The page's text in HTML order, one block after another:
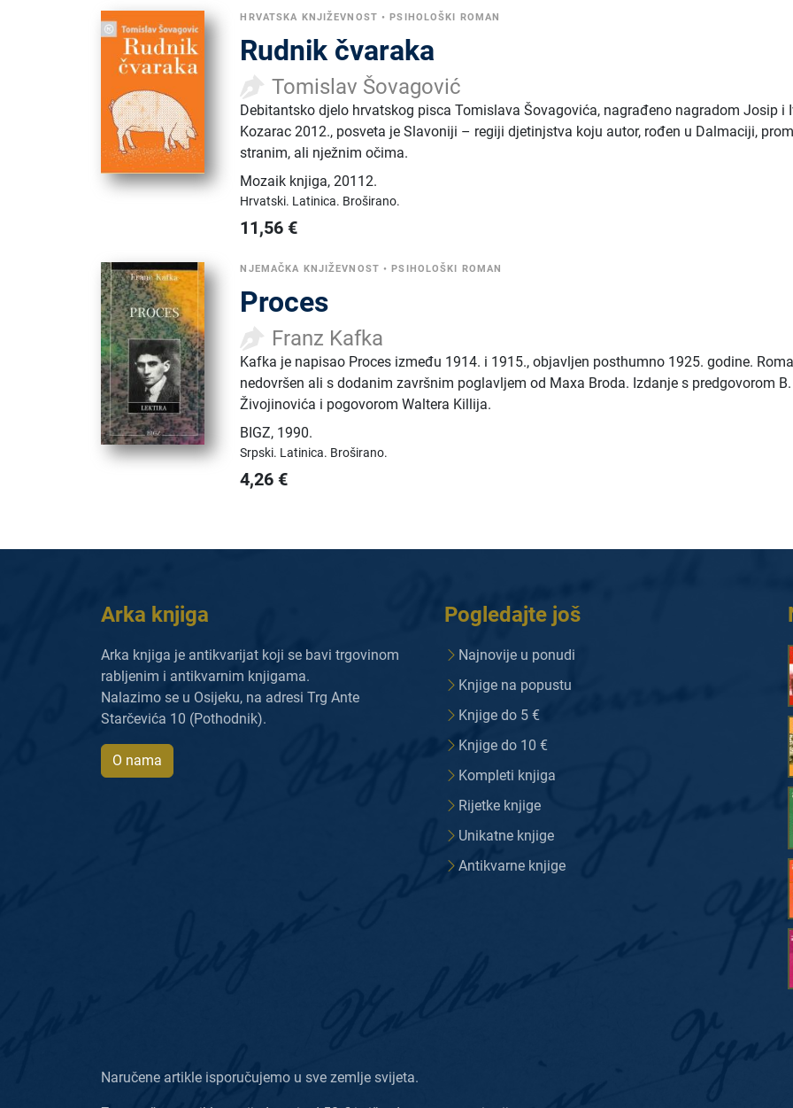
HRVATSKA KNJIŽEVNOST • PSIHOLOŠKI ROMAN
Rudnik čvaraka
Tomislav Šovagović
Debitantsko djelo hrvatskog pisca Tomislava Šovagovića, nagrađeno nagradom Josip i
Kozarac 2012., posveta je Slavoniji – regiji djetinjstva koju autor, rođen u Dalmaciji,
stranim, ali nježnim očima.
Mozaik knjiga,20112.
Hrvatski. Latinica. Broširano.
11,56 €
NJEMAČKA KNJIŽEVNOST • PSIHOLOŠKI ROMAN
Proces
Franz Kafka
Kafka je napisao Proces između 1914. i 1915., objavljen posthumno 1925. godine.
nedovršen ali s dodanim završnim poglavljem od Maxa Broda. Izdanje s predgovorom B.
Živojinovića i pogovorom Waltera Killija.
BIGZ, 1990.
Srpski. Latinica. Broširano.
4,26 €
Arka knjiga
Arka knjiga je antikvarijat koji se bavi trgovinom
rabljenim i antikvarnim knjigama.
Nalazimo se u Osijeku, na adresi Trg Ante
Starčevića 10 (Pothodnik).
O nama
Pogledajte još
Najnovije u ponudi
Knjige na popustu
Knjige do 5 €
Knjige do 10 €
Kompleti knjiga
Rijetke knjige
Unikatne knjige
Antikvarne knjige
Naručene artikle isporučujemo u sve zemlje svijeta.